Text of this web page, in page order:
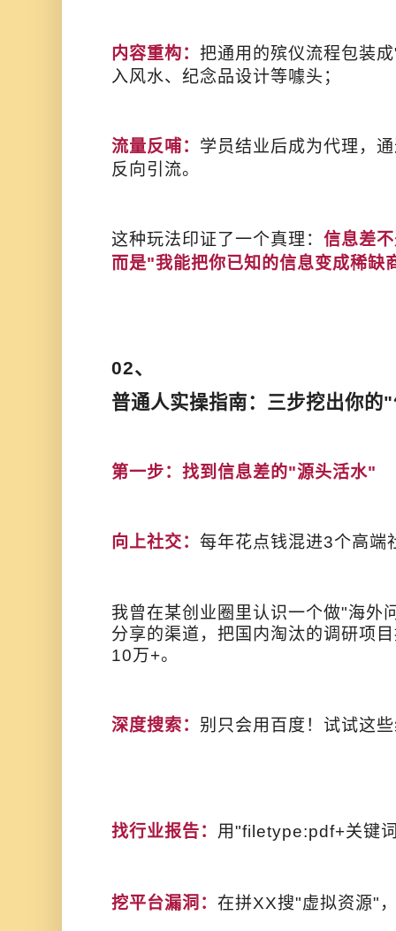
内容重构： 把通用的殡仪流程包装
入风水、纪念品设计等噱头；
流量反哺： 学员结业后成为代理，
反向引流。
这种玩法印证了一个真理： 信息差
而是"我能把你已知的信息变成稀缺
02、
普通人实操指南：三步挖出你的
第一步：找到信息差的"源头活水"
向上社交： 每年花点钱混进3个高端
我曾在某创业圈里认识一个做"海外
分享的渠道，把国内淘汰的调研项
10万+。
深度搜索： 别只会用百度！试试这
找行业报告： 用"filetype:pdf+关键
挖平台漏洞： 在拼XX搜"虚拟资源"